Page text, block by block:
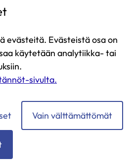
evästeitä. Evästeistä osa on
käytetään analytiikka- tai
sivulta.
Vain välttämättömät